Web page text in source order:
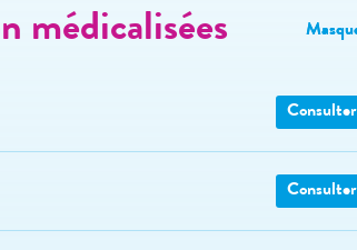
médicalisées
Consulter
Consulter